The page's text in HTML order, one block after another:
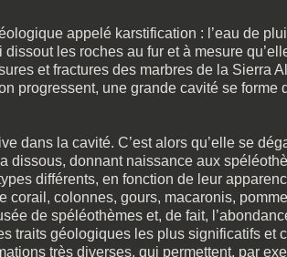
appelé karstification : l’eau de
les roches au fur et à mesure
et fractures des marbres de la
progressent, une grande cavité se
dans la cavité. C’est alors qu’elle se
dissous, donnant naissance aux
différents, en fonction de leur
corail, colonnes, gours, macaronis,
de spéléothèmes et, de fait,
traits géologiques les plus significatifs
très diverses, qui permettent, par